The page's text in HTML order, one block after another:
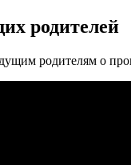
родителей
родителям о